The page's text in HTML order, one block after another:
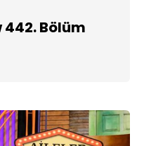
442. Bölüm